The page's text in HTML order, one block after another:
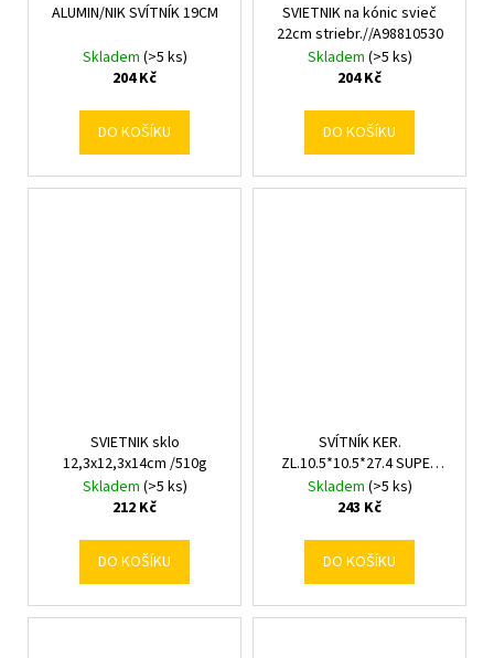
ALUMIN/NIK SVÍTNÍK 19CM
Skladem (>5 ks)
204 Kč
DO KOŠÍKU
SVIETNIK na kónic svieč
22cm striebr.//A98810530
Skladem (>5 ks)
204 Kč
DO KOŠÍKU
SVIETNIK sklo
12,3x12,3x14cm /510g
Skladem (>5 ks)
212 Kč
DO KOŠÍKU
SVÍTNÍK KER.
ZL.10.5*10.5*27.4 SUPER
CENA!
Skladem (>5 ks)
243 Kč
DO KOŠÍKU